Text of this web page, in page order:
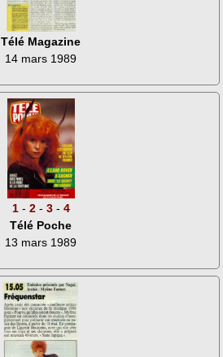
Télé Magazine
14 mars 1989
1- 2- 3- 4
Télé Poche
13 mars 1989